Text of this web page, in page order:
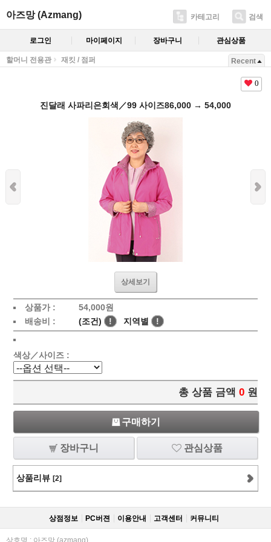
아즈망 (Azmang) 카테고리 검색
로그인 마이페이지 장바구니 관심상품
할머니 전용관 재킷 / 점퍼 Recent
0
진달래 사파리은회색／99 사이즈86,000 → 54,000
상세보기
상품가 : 54,000원
배송비 :
(조건) ! 지역별 !
색상／사이즈 :
총 상품 금액 0 원
구매하기
장바구니 관심상품
상품리뷰 [2]
상점정보 PC버젼 이용안내 고객센터 커뮤니티
상호명 : 아즈망 (azmang)